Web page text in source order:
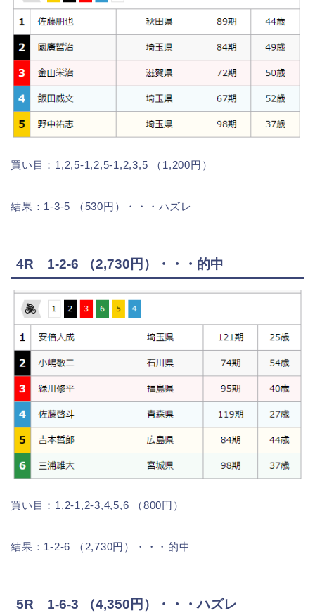
買い目：1,2,5-1,2,5-1,2,3,5 （1,200円）
結果：1-3-5 （530円）・・・ハズレ
4R 1-2-6 （2,730円）・・・的中
買い目：1,2-1,2-3,4,5,6 （800円）
結果：1-2-6 （2,730円）・・・的中
5R 1-6-3 （4,350円）・・・ハズレ